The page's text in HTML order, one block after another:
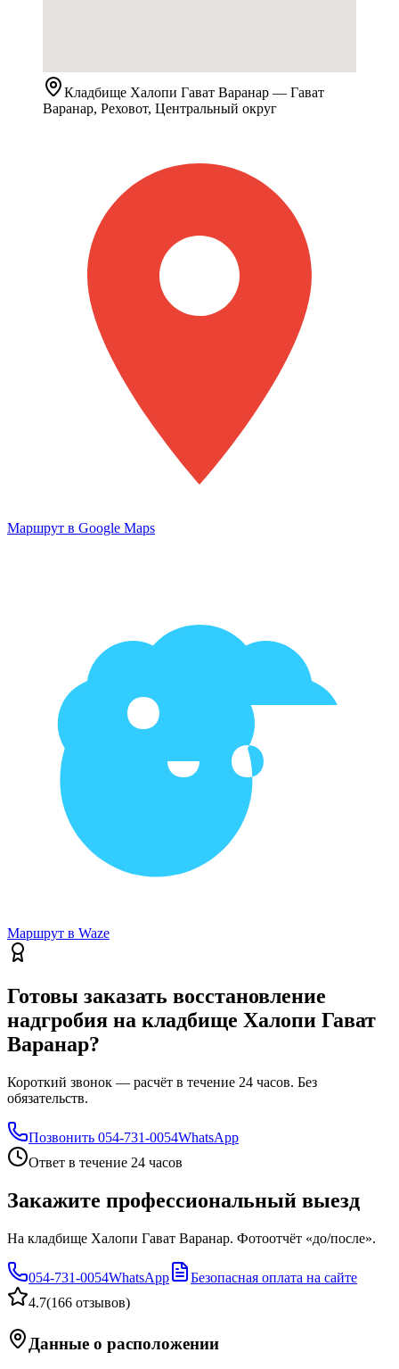
Кладбище Халопи Гават Варанар — Гават
Варанар, Реховот, Центральный округ
Маршрут в Google Maps
Маршрут в Waze
Готовы заказать восстановление
надгробия на кладбище Халопи Гават
Варанар?
Короткий звонок — расчёт в течение 24 часов. Без
обязательств.
Позвонить 054-731-0054WhatsApp
Ответ в течение 24 часов
Закажите профессиональный выезд
На кладбище Халопи Гават Варанар. Фотоотчёт «до/после».
054-731-0054WhatsApp
Безопасная оплата на сайте
4.7(166 отзывов)
Данные о расположении